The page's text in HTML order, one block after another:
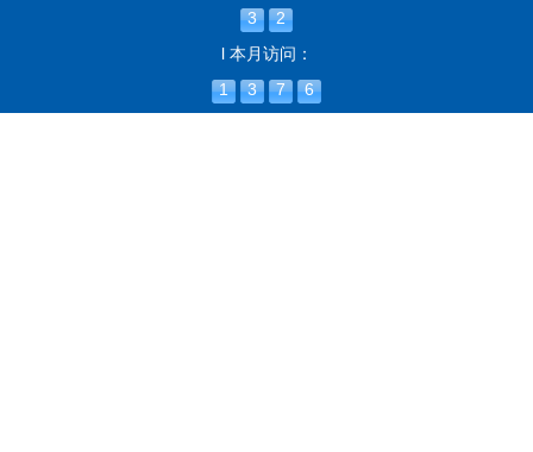
3
2
l 本月访问：
1
3 7 6